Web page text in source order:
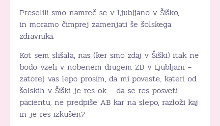
Preselili smo namreč se v Ljubljano v Šiško,
in moramo čimprej zamenjati še šolskega
zdravnika.
Kot sem slišala, nas (ker smo zdaj v Šiški) itak ne
bodo vzeli v nobenem drugem ZD v Ljubljani –
zatorej vas lepo prosim, da mi poveste, kateri od
šolskih v Šiški je res ok – da se res posveti
pacientu, ne predpiše AB kar na slepo, razloži kaj
in je res izkušen?